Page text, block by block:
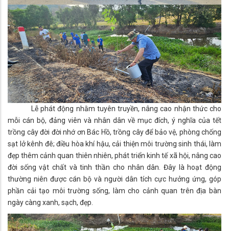
Lễ phát động nhằm tuyên truyền, nâng cao nhận thức cho
mỗi cán bộ, đảng viên và nhân dân về mục đích, ý nghĩa của tết
trồng cây đời đời nhớ ơn Bác Hồ, trồng cây để bảo vệ, phòng chống
sạt lở kênh đê; điều hòa khí hậu, cải thiện môi trường sinh thái, làm
đẹp thêm cảnh quan thiên nhiên, phát triển kinh tế xã hội, nâng cao
đời sống vật chất và tinh thần cho nhân dân. Đây là hoạt động
thường niên được cán bộ và người dân tích cực hưởng ứng, góp
phần cải tạo môi trường sống, làm cho cảnh quan trên địa bàn
ngày càng xanh, sạch, đẹp.